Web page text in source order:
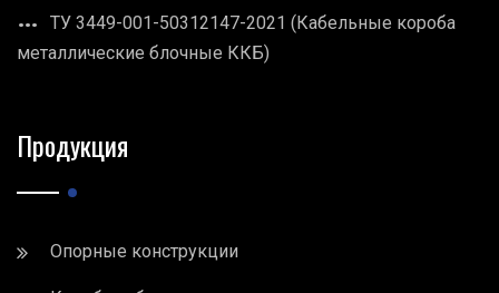
ТУ 3449-001-50312147-2021 (Кабельные короба
металлические блочные ККБ)
Продукция
Опорные конструкции